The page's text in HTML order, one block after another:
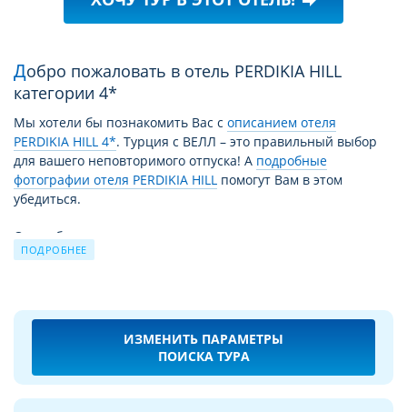
Добро пожаловать в отель PERDIKIA HILL
категории 4*
Мы хотели бы познакомить Вас с описанием отеля
PERDIKIA HILL 4*. Турция с ВЕЛЛ – это правильный выбор
для вашего неповторимого отпуска! А подробные
фотографии отеля PERDIKIA HILL помогут Вам в этом
убедиться.
Отель будет рад каждому гостю: и туристу, отдыхающему
одному, и большой веселой компании, и семье с детьми.
тура рекомендуем расширять диапазон интересующих Вас
дат начала тура. Плюс/минус 2 дня от желаемой даты
вылета помогут поисковой системе предложить вам
наиболее выгодные предложения.
За время своей работы отель PERDIKIA HILL 4* принял уже
ПОДРОБНЕЕ
ИЗМЕНИТЬ ПАРАМЕТРЫ
ПОИСКА ТУРА